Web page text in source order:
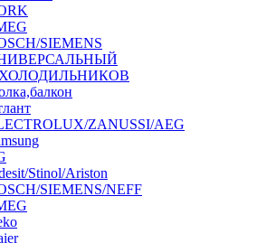
SIEMENS
ХОЛОДИЛЬНИКОВ
ZANUSSI/AEG
Stinol/Ariston
SIEMENS/NEFF